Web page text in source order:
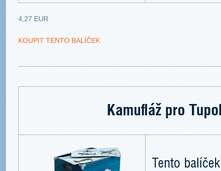
4,27 EUR
KOUPIT TENTO BALÍČEK
Kamufláž pro
Tento